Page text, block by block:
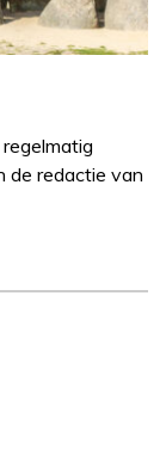
regelmatig
de redactie van